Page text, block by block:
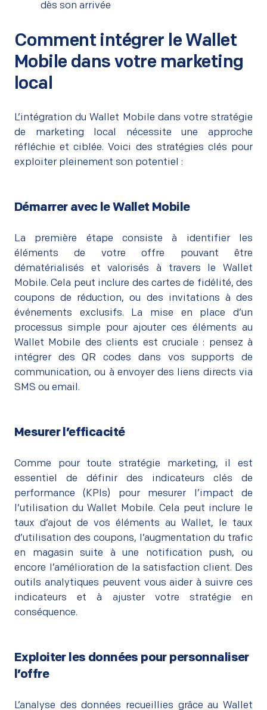
dès son arrivée
Comment intégrer le Wallet
Mobile dans votre marketing
local
L’intégration du Wallet Mobile dans votre stratégie
de marketing local nécessite une approche
réfléchie et ciblée. Voici des stratégies clés pour
exploiter pleinement son potentiel :
Démarrer avec le Wallet Mobile
La première étape consiste à identifier les
éléments de votre offre pouvant être
dématérialisés et valorisés à travers le Wallet
Mobile. Cela peut inclure des cartes de fidélité, des
coupons de réduction, ou des invitations à des
événements exclusifs. La mise en place d’un
processus simple pour ajouter ces éléments au
Wallet Mobile des clients est cruciale : pensez à
intégrer des QR codes dans vos supports de
communication, ou à envoyer des liens directs via
SMS ou email.
Mesurer l’efficacité
Comme pour toute stratégie marketing, il est
essentiel de définir des indicateurs clés de
performance (KPIs) pour mesurer l’impact de
l’utilisation du Wallet Mobile. Cela peut inclure le
taux d’ajout de vos éléments au Wallet, le taux
d’utilisation des coupons, l’augmentation du trafic
en magasin suite à une notification push, ou
encore l’amélioration de la satisfaction client. Des
outils analytiques peuvent vous aider à suivre ces
indicateurs et à ajuster votre stratégie en
conséquence.
Exploiter les données pour personnaliser
l’offre
L’analyse des données recueillies grâce au Wallet